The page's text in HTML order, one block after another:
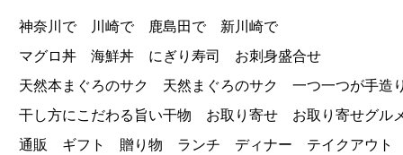
神奈川で 川崎で 鹿島田で 新川崎で
マグロ丼 海鮮丼 にぎり寿司 お刺身盛合せ
天然本まぐろのサク 天然まぐろのサク 一つ一つが手造
干し方にこだわる旨い干物 お取り寄せ お取り寄せグル
通販 ギフト 贈り物 ランチ ディナー テイクアウト